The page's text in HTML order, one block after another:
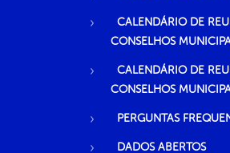
CALENDÁRIO DE
CONSELHOS
CALENDÁRIO DE
CONSELHOS
PERGUNTAS
DADOS ABERTOS